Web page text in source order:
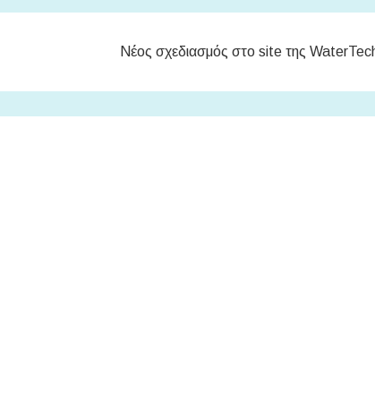
Νέος σχεδιασμός στο site της